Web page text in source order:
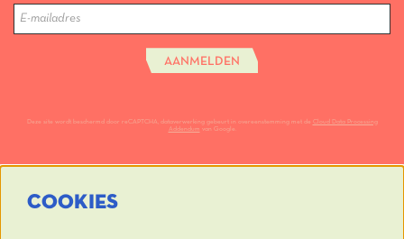
AANMELDEN
Deze site wordt beschermd door reCAPTCHA, dataverwerking gebeurt in overeenstemming met de
Cloud Data Processing
Addendum van Google.
COOKIES